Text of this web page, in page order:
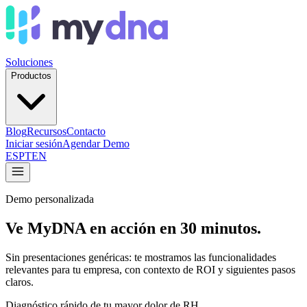
Soluciones
Productos
BlogRecursosContacto
Iniciar sesiónAgendar Demo
ESPTEN
Demo personalizada
Ve MyDNA en acción en 30 minutos.
Sin presentaciones genéricas: te mostramos las funcionalidades
relevantes para tu empresa, con contexto de ROI y siguientes pasos
claros.